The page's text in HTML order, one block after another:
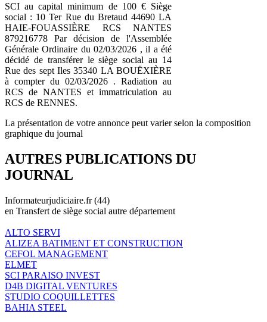
SCI au capital minimum de 100 € Siège
social : 10 Ter Rue du Bretaud 44690 LA
HAIE-FOUASSIÈRE RCS NANTES
879216778 Par décision de l'Assemblée
Générale Ordinaire du 02/03/2026 , il a été
décidé de transférer le siège social au 14
Rue des sept Iles 35340 LA BOUËXIÈRE
à compter du 02/03/2026 . Radiation au
RCS de NANTES et immatriculation au
RCS de RENNES.
La présentation de votre annonce peut varier selon la composition
graphique du journal
AUTRES PUBLICATIONS DU
JOURNAL
Informateurjudiciaire.fr (44)
en Transfert de siège social autre département
ALTO SERVI
ALIZEA BATIMENT ET CONSTRUCTION
CEFOL MANAGEMENT
ELMET
SCI PARAISO INVEST
D4B DIGITAL VENTURES
STUDIO COQUILLETTES
BAHIA STEEL